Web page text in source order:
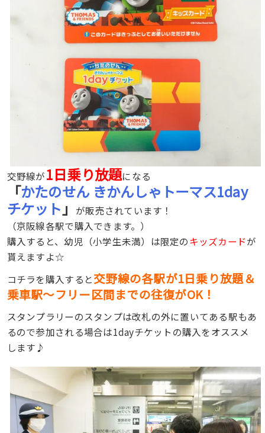
交野線が1日乗り放題になる
「かたのせん きかんしゃトーマス1day
チケット」
が販売されています！
（京阪線各駅で購入できます。）
購入すると、幼児（小学生未満）は限定のキッズカードが
貰えますよ☆
コチラを購入すると交野線の各駅が1日乗り放題＆
乗車駅〜フリー区間までの往復がOK！
スタンプラリーのスタンプは改札の外に置いてある駅もあ
るので参加される場合は1dayチケットの購入をオススメ
します♪